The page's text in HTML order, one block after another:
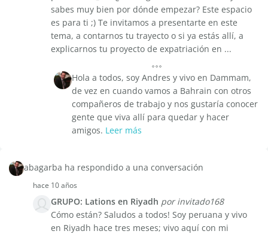
sabes muy bien por dónde empezar? Este espacio
es para ti ;) Te invitamos a presentarte en este
tema, a contarnos tu trayecto o si ya estás allí, a
explicarnos tu proyecto de expatriación en ...
Hola a todos, soy Andres y vivo en Dammam,
de vez en cuando vamos a Bahrain con otros
compañeros de trabajo y nos gustaría conocer
gente que viva allí para quedar y hacer
amigos. Leer más
abagarba ha respondido a una conversación
hace 10 años
GRUPO: Lations en Riyadh por invitado168
Cómo están? Saludos a todos! Soy peruana y vivo
en Riyadh hace tres meses; vivo aquí con mi